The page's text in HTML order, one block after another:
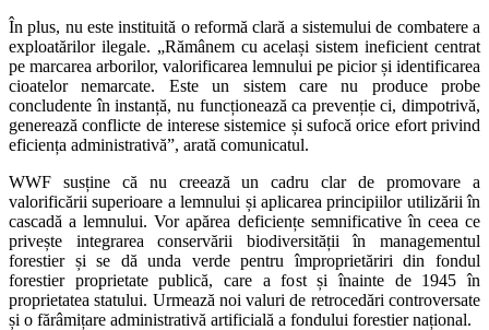
În plus, nu este instituită o reformă clară a sistemului de combatere a
exploatărilor ilegale. „Rămânem cu același sistem ineficient centrat
pe marcarea arborilor, valorificarea lemnului pe picior și identificarea
cioatelor nemarcate. Este un sistem care nu produce probe
concludente în instanță, nu funcționează ca prevenție ci, dimpotrivă,
generează conflicte de interese sistemice și sufocă orice efort privind
eficiența administrativă”, arată comunicatul.
WWF susține că nu creează un cadru clar de promovare a
valorificării superioare a lemnului și aplicarea principiilor utilizării în
cascadă a lemnului. Vor apărea deficiențe semnificative în ceea ce
privește integrarea conservării biodiversității în managementul
forestier și se dă unda verde pentru împroprietăriri din fondul
forestier proprietate publică, care a fost și înainte de 1945 în
proprietatea statului. Urmează noi valuri de retrocedări controversate
și o fărâmițare administrativă artificială a fondului forestier național.